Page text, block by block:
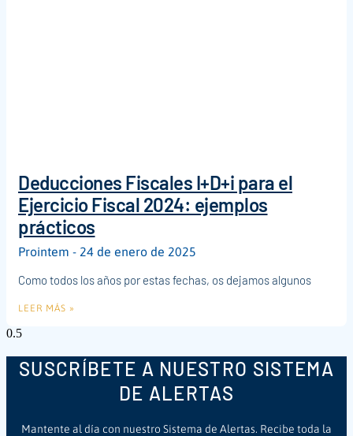
Deducciones Fiscales I+D+i para el
Ejercicio Fiscal 2024: ejemplos
prácticos
Prointem
24 de enero de 2025
Como todos los años por estas fechas, os dejamos algunos
LEER MÁS »
SUSCRÍBETE A NUESTRO SISTEMA
DE ALERTAS
Mantente al día con nuestro Sistema de Alertas. Recibe toda la